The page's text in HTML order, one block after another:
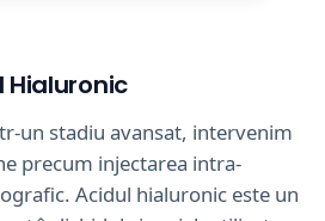
Hialuronic
un stadiu avansat, intervenim
precum injectarea intra-
Acidul hialuronic este un